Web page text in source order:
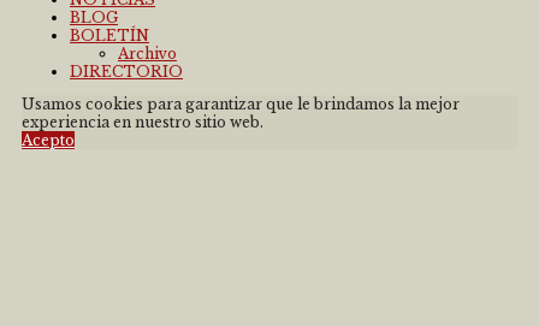
BLOG
BOLETÍN
Archivo
DIRECTORIO
Usamos cookies para garantizar que le brindamos la mejor
experiencia en nuestro sitio web.
Acepto